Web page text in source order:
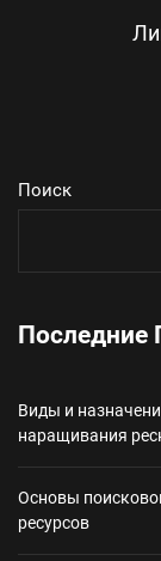
Поиск
Последние
Виды и
наращивания
Основы
ресурсов